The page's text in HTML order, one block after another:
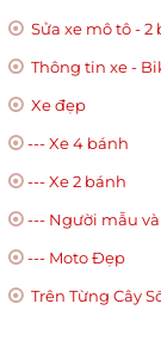
Sửa xe mô tô - 2
Thông tin xe -
Xe đẹp
--- Xe 4 bánh
--- Xe 2 bánh
--- Người mẫu
--- Moto Đẹp
Trên Từng Cây